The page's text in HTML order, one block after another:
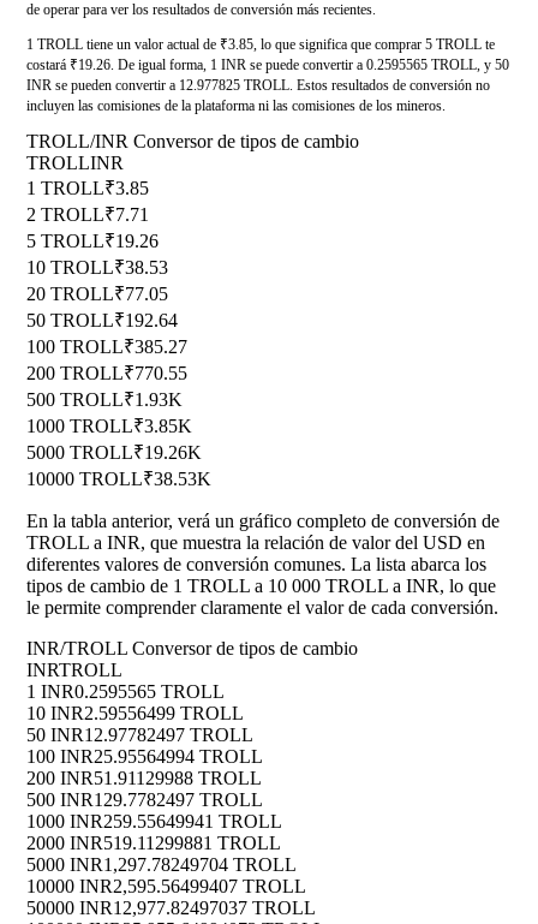
de operar para ver los resultados de conversión más recientes.
1 TROLL tiene un valor actual de ₹3.85, lo que significa que comprar 5 TROLL te
costará ₹19.26. De igual forma, 1 INR se puede convertir a 0.2595565 TROLL, y 50
INR se pueden convertir a 12.977825 TROLL. Estos resultados de conversión no
incluyen las comisiones de la plataforma ni las comisiones de los mineros.
TROLL/INR Conversor de tipos de cambio
TROLLINR
1 TROLL₹3.85
2 TROLL₹7.71
5 TROLL₹19.26
10 TROLL₹38.53
20 TROLL₹77.05
50 TROLL₹192.64
100 TROLL₹385.27
200 TROLL₹770.55
500 TROLL₹1.93K
1000 TROLL₹3.85K
5000 TROLL₹19.26K
10000 TROLL₹38.53K
En la tabla anterior, verá un gráfico completo de conversión de
TROLL a INR, que muestra la relación de valor del USD en
diferentes valores de conversión comunes. La lista abarca los
tipos de cambio de 1 TROLL a 10 000 TROLL a INR, lo que
le permite comprender claramente el valor de cada conversión.
INR/TROLL Conversor de tipos de cambio
INRTROLL
1 INR0.2595565 TROLL
10 INR2.59556499 TROLL
50 INR12.97782497 TROLL
100 INR25.95564994 TROLL
200 INR51.91129988 TROLL
500 INR129.7782497 TROLL
1000 INR259.55649941 TROLL
2000 INR519.11299881 TROLL
5000 INR1,297.78249704 TROLL
10000 INR2,595.56499407 TROLL
50000 INR12,977.82497037 TROLL